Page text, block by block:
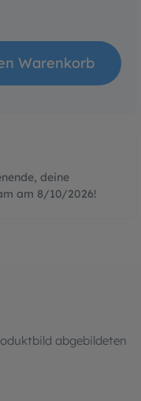
Anzahl: Gib
Warenkorb
deine
am 8/10/2026!
abgebildeten